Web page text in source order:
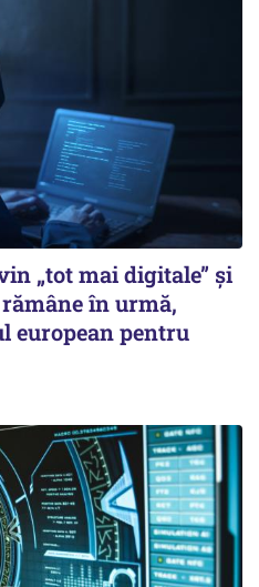
„tot mai digitale” și
în urmă,
european pentru